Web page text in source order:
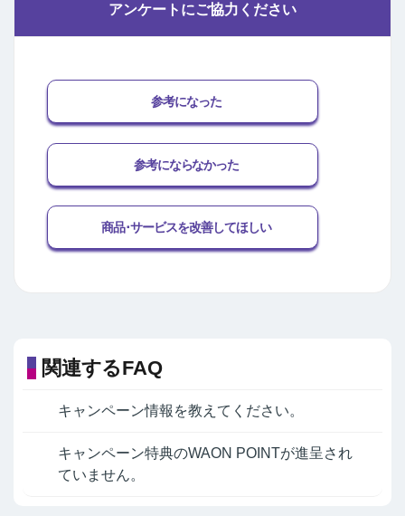
アンケートにご協力ください
参考になった
参考にならなかった
商品･サービスを改善してほしい
関連するFAQ
キャンペーン情報を教えてください。
キャンペーン特典のWAON POINTが進呈され
ていません。